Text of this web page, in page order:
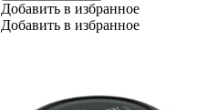
Добавить в избранное
Добавить в избранное